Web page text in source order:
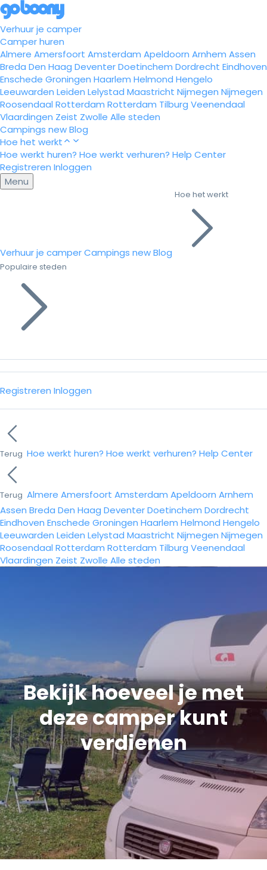
Verhuur je camper
Camper huren
Almere Amersfoort Amsterdam Apeldoorn Arnhem Assen
Breda Den Haag DeventerDoetinchem Dordrecht Eindhoven
Enschede Groningen Haarlem Helmond Hengelo
Leeuwarden Leiden Lelystad Maastricht Nijmegen Nijmegen
Roosendaal Rotterdam Rotterdam Tilburg Veenendaal
Vlaardingen Zeist Zwolle Alle steden
Campings newBlog
Hoe het werkt
Hoe werkt huren? Hoe werkt verhuren? Help Center
Registreren Inloggen
Menu
Verhuur je camperCampings newBlog
Hoe het werkt
Populaire steden
Registreren Inloggen
Terug Hoe werkt huren? Hoe werkt verhuren? Help Center
Terug Almere Amersfoort Amsterdam Apeldoorn Arnhem
Assen Breda Den Haag DeventerDoetinchem Dordrecht
Eindhoven Enschede Groningen Haarlem Helmond Hengelo
Leeuwarden Leiden Lelystad Maastricht Nijmegen Nijmegen
Roosendaal Rotterdam Rotterdam Tilburg Veenendaal
Vlaardingen Zeist Zwolle Alle steden
Bekijk hoeveel je met
deze camper kunt
verdienen